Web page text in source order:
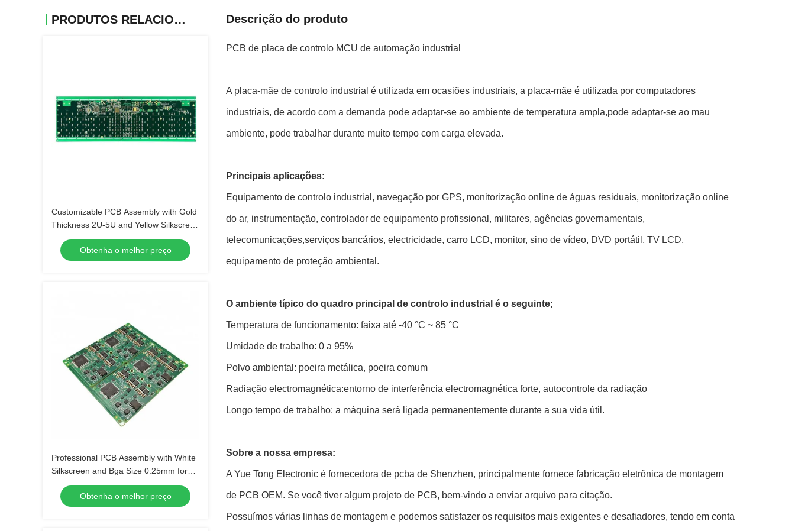
PRODUTOS RELACIONADOS
Customizable PCB Assembly with Gold
Thickness 2U-5U and Yellow Silkscreen
Color
Obtenha o melhor preço
Professional PCB Assembly with White
Silkscreen and Bga Size 0.25mm for
Extreme Temperature Range -40 C -85
Obtenha o melhor preço
Descrição do produto
PCB de placa de controlo MCU de automação industrial
A placa-mãe de controlo industrial é utilizada em ocasiões industriais, a placa-mãe é utilizada por computadores
industriais, de acordo com a demanda pode adaptar-se ao ambiente de temperatura ampla,pode adaptar-se ao mau
ambiente, pode trabalhar durante muito tempo com carga elevada.
Principais aplicações:
Equipamento de controlo industrial, navegação por GPS, monitorização online de águas residuais, monitorização online
do ar, instrumentação, controlador de equipamento profissional, militares, agências governamentais,
telecomunicações,serviços bancários, electricidade, carro LCD, monitor, sino de vídeo, DVD portátil, TV LCD,
equipamento de proteção ambiental.
O ambiente típico do quadro principal de controlo industrial é o seguinte;
Temperatura de funcionamento: faixa até -40 °C ~ 85 °C
Umidade de trabalho: 0 a 95%
Polvo ambiental: poeira metálica, poeira comum
Radiação electromagnética:entorno de interferência electromagnética forte, autocontrole da radiação
Longo tempo de trabalho: a máquina será ligada permanentemente durante a sua vida útil.
Sobre a nossa empresa:
A Yue Tong Electronic é fornecedora de pcba de Shenzhen, principalmente fornece fabricação eletrônica de montagem
de PCB OEM. Se você tiver algum projeto de PCB, bem-vindo a enviar arquivo para citação.
Possuímos várias linhas de montagem e podemos satisfazer os requisitos mais exigentes e desafiadores, tendo em conta